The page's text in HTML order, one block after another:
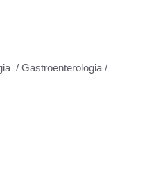
/ Gastroenterologia /